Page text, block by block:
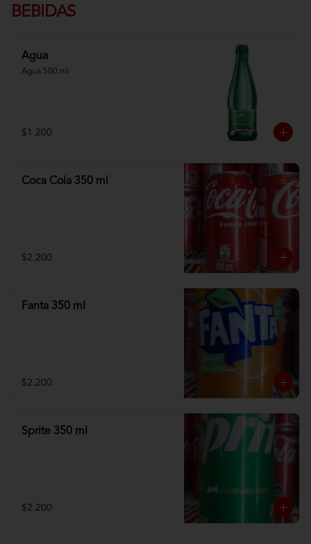
BEBIDAS
Agua
Agua 500 ml
$1.200
Coca Cola 350 ml
$2.200
Fanta 350 ml
$2.200
Sprite 350 ml
$2.200